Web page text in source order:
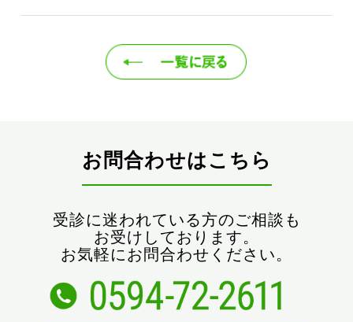
お問合わせはこちら
受診に迷われている方のご相談も
お受けしております。
お気軽にお問合わせください。